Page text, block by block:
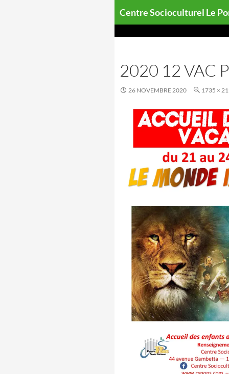
Centre Socioculturel Le
2020 12 VAC
26 NOVEMBRE 2020 1735 ×